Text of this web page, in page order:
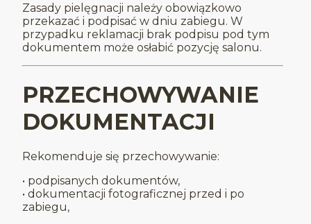
Zasady pielęgnacji należy obowiązkowo
przekazać i podpisać w dniu zabiegu. W
przypadku reklamacji brak podpisu pod tym
dokumentem może osłabić pozycję salonu.
PRZECHOWYWANIE
DOKUMENTACJI
Rekomenduje się przechowywanie:
• podpisanych dokumentów,
• dokumentacji fotograficznej przed i po
zabiegu,